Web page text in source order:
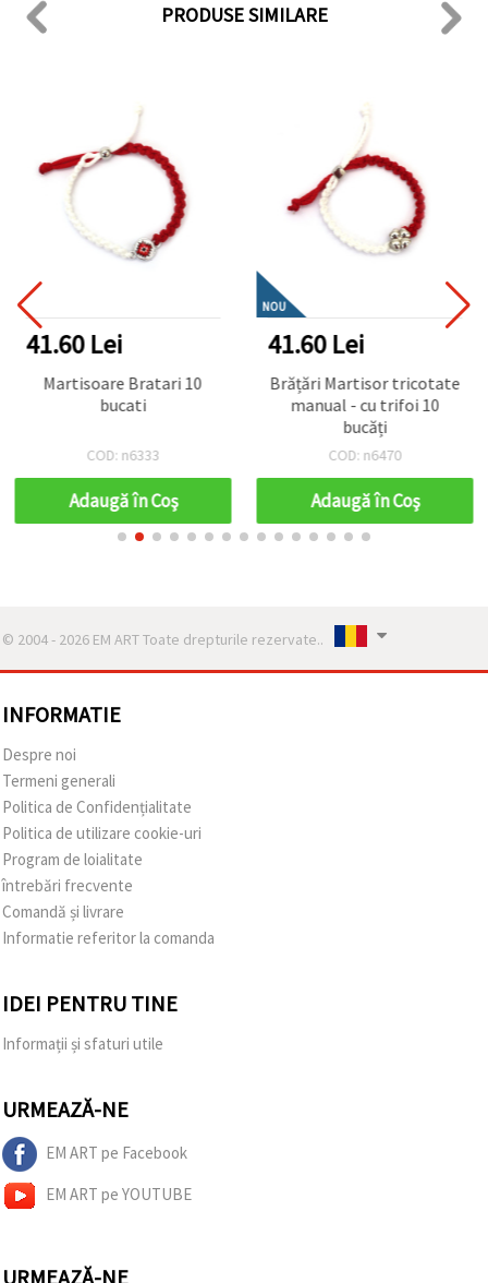
PRODUSE SIMILARE
41.60 Lei
Martisoare Bratari 10
bucati
COD: n6333
Adaugă în Coş
NOU
41.60 Lei
Brățări Martisor tricotate
manual - cu trifoi 10
bucăți
COD: n6470
Adaugă în Coş
© 2004 - 2026 EM ART Toate drepturile rezervate..
INFORMATIE
Despre noi
Termeni generali
Politica de Confidențialitate
Politica de utilizare cookie-uri
Program de loialitate
întrebări frecvente
Comandă și livrare
Informatie referitor la comanda
IDEI PENTRU TINE
Informații și sfaturi utile
URMEAZĂ-NE
EM ART pe Facebook
EM ART pe YOUTUBE
URMEAZĂ-NE